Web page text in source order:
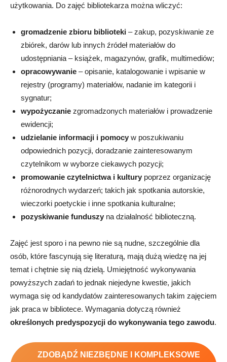
użytkowania. Do zajęć bibliotekarza można wliczyć:
gromadzenie zbioru biblioteki – zakup, pozyskiwanie ze
zbiórek, darów lub innych źródeł materiałów do
udostępniania – książek, magazynów, grafik, multimediów;
opracowywanie – opisanie, katalogowanie i wpisanie w
rejestry (programy) materiałów, nadanie im kategorii i
sygnatur;
wypożyczanie zgromadzonych materiałów i prowadzenie
ewidencji;
udzielanie informacji i pomocy w poszukiwaniu
odpowiednich pozycji, doradzanie zainteresowanym
czytelnikom w wyborze ciekawych pozycji;
promowanie czytelnictwa i kultury poprzez organizację
różnorodnych wydarzeń; takich jak spotkania autorskie,
wieczorki poetyckie i inne spotkania kulturalne;
pozyskiwanie funduszy na działalność biblioteczną.
Zajęć jest sporo i na pewno nie są nudne, szczególnie dla
osób, które fascynują się literaturą, mają dużą wiedzę na jej
temat i chętnie się nią dzielą. Umiejętność wykonywania
powyższych zadań to jednak niejedyne kwestie, jakich
wymaga się od kandydatów zainteresowanych takim zajęciem
jak praca w bibliotece. Wymagania dotyczą również
określonych predyspozycji do wykonywania tego zawodu.
ZDOBĄDŹ NIEZBĘDNE I KOMPLEKSOWE